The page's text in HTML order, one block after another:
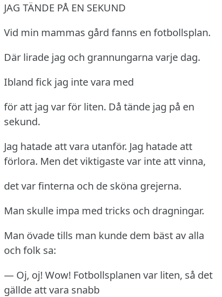
JAG TÄNDE PÅ EN SEKUND
Vid min mammas gård fanns en fotbollsplan.
Där lirade jag och grannungarna varje dag.
Ibland fick jag inte vara med
för att jag var för liten. Då tände jag på en
sekund.
Jag hatade att vara utanför. Jag hatade att
förlora. Men det viktigaste var inte att vinna,
det var finterna och de sköna grejerna.
Man skulle impa med tricks och dragningar.
Man övade tills man kunde dem bäst av alla
och folk sa:
— Oj, oj! Wow! Fotbollsplanen var liten, så det
gällde att vara snabb